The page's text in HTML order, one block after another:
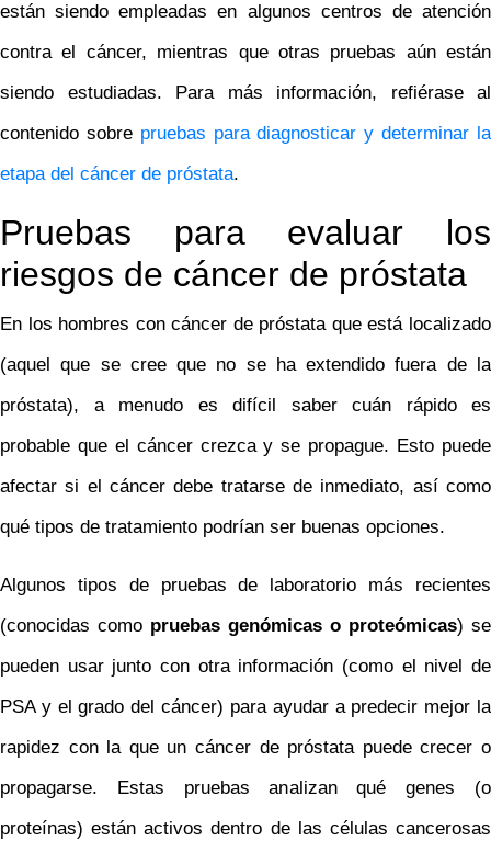
están siendo empleadas en algunos centros de atención
contra el cáncer, mientras que otras pruebas aún están
siendo estudiadas. Para más información, refiérase al
contenido sobre pruebas para diagnosticar y determinar la
etapa del cáncer de próstata.
Pruebas para evaluar los
riesgos de cáncer de próstata
En los hombres con cáncer de próstata que está localizado
(aquel que se cree que no se ha extendido fuera de la
próstata), a menudo es difícil saber cuán rápido es
probable que el cáncer crezca y se propague. Esto puede
afectar si el cáncer debe tratarse de inmediato, así como
qué tipos de tratamiento podrían ser buenas opciones.
Algunos tipos de pruebas de laboratorio más recientes
(conocidas como pruebas genómicas o proteómicas) se
pueden usar junto con otra información (como el nivel de
PSA y el grado del cáncer) para ayudar a predecir mejor la
rapidez con la que un cáncer de próstata puede crecer o
propagarse. Estas pruebas analizan qué genes (o
proteínas) están activos dentro de las células cancerosas